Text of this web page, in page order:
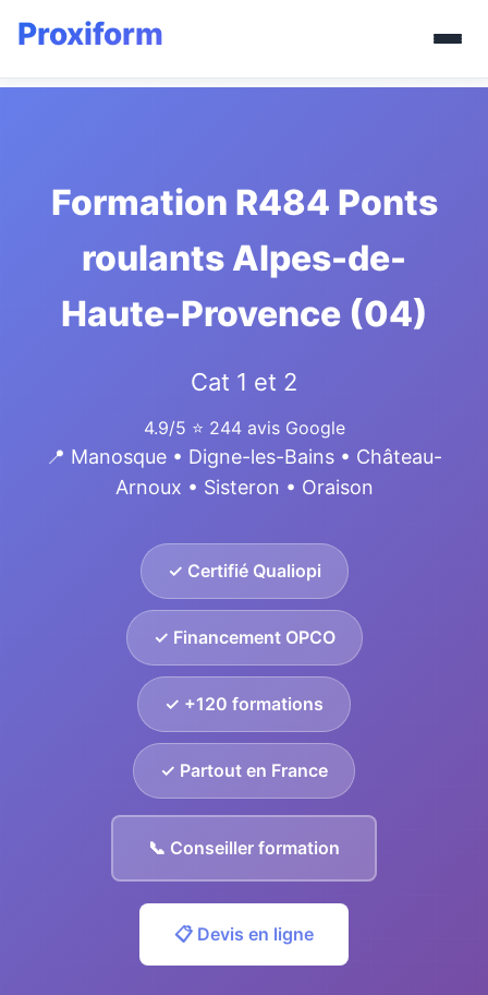
Formation R484 Ponts
roulants Alpes-de-
Haute-Provence (04)
Cat 1 et 2
4.9/5 ⭐ 244 avis Google
📍 Manosque • Digne-les-Bains • Château-
Arnoux • Sisteron • Oraison
✓ Certifié Qualiopi
✓ Financement OPCO
✓ +120 formations
✓ Partout en France
📞 Conseiller formation
📋 Devis en ligne